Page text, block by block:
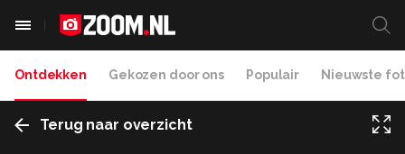
Ontdekken Gekozen door ons Populair Nieuwste
Terug naar overzicht